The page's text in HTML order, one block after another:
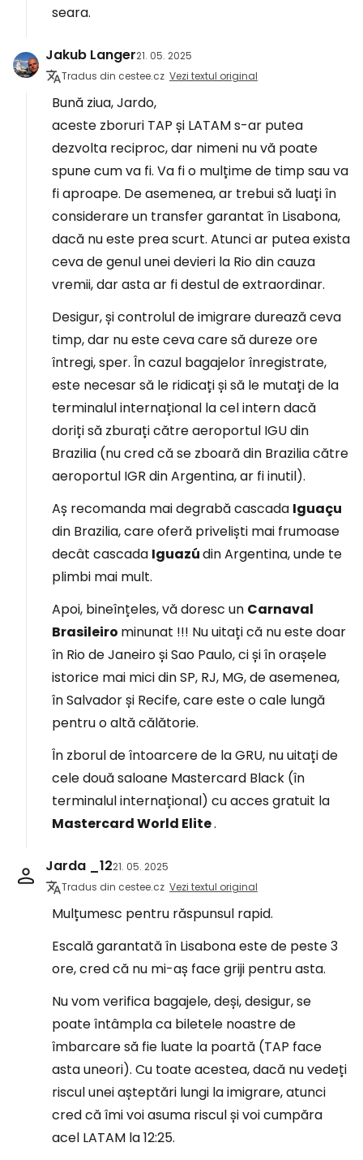
seara.
Jakub Langer21. 05. 2025
Tradus din cestee.cz Vezi textul original
Bună ziua, Jardo,
aceste zboruri TAP și LATAM s-ar putea
dezvolta reciproc, dar nimeni nu vă poate
spune cum va fi. Va fi o mulțime de timp sau va
fi aproape. De asemenea, ar trebui să luați în
considerare un transfer garantat în Lisabona,
dacă nu este prea scurt. Atunci ar putea exista
ceva de genul unei devieri la Rio din cauza
vremii, dar asta ar fi destul de extraordinar.
Desigur, și controlul de imigrare durează ceva
timp, dar nu este ceva care să dureze ore
întregi, sper. În cazul bagajelor înregistrate,
este necesar să le ridicați și să le mutați de la
terminalul internațional la cel intern dacă
doriți să zburați către aeroportul IGU din
Brazilia (nu cred că se zboară din Brazilia către
aeroportul IGR din Argentina, ar fi inutil).
Aș recomanda mai degrabă cascada Iguaçu
din Brazilia, care oferă priveliști mai frumoase
decât cascada Iguazúdin Argentina, unde te
plimbi mai mult.
Apoi, bineînțeles, vă doresc un Carnaval
Brasileiro minunat !!! Nu uitați că nu este doar
în Rio de Janeiro și Sao Paulo, ci și în orașele
istorice mai mici din SP, RJ, MG, de asemenea,
în Salvador și Recife, care este o cale lungă
pentru o altă călătorie.
În zborul de întoarcere de la GRU, nu uitați de
cele două saloane Mastercard Black (în
terminalul internațional) cu acces gratuit la
Mastercard World Elite.
Jarda _1221. 05. 2025
Tradus din cestee.cz Vezi textul original
Mulțumesc pentru răspunsul rapid.
Escală garantată în Lisabona este de peste 3
ore, cred că nu mi-aș face griji pentru asta.
Nu vom verifica bagajele, deși, desigur, se
poate întâmpla ca biletele noastre de
îmbarcare să fie luate la poartă (TAP face
asta uneori). Cu toate acestea, dacă nu vedeți
riscul unei așteptări lungi la imigrare, atunci
cred că îmi voi asuma riscul și voi cumpăra
acel LATAM la 12:25.